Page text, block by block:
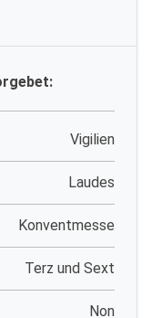
Vigilien
Laudes
Konventmesse
Terz und Sext
Non